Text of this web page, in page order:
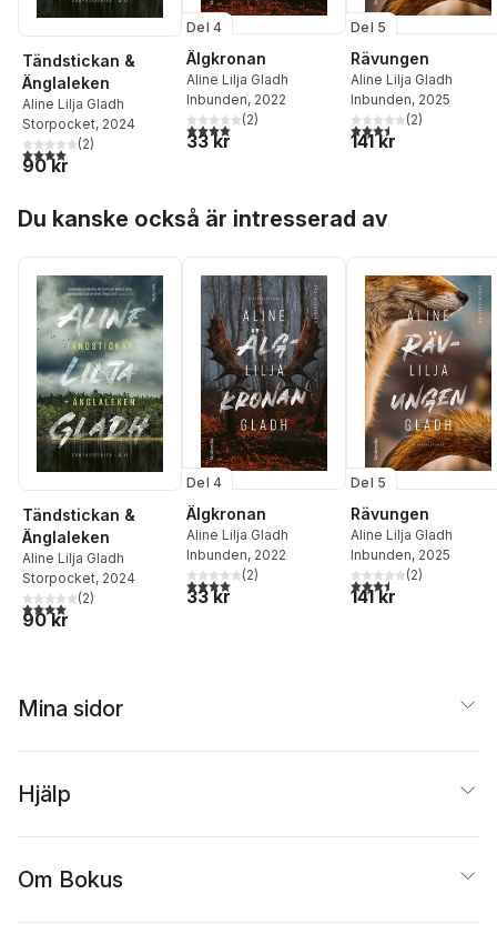
Tändstickan &
Änglaleken
Aline Lilja Gladh
Storpocket, 2024
4,0utav 5 stjärnor. Totalt antal röster:
(2)
90 kr
Del 4
Älgkronan
Aline Lilja Gladh
Inbunden, 2022
4,0utav 5 stjärnor. Totalt antal röster:
(2)
33 kr
Del 5
Rävungen
Aline Lilja Gladh
Inbunden, 2025
3,5utav 5 stjärnor.
(2)
141 kr
Du kanske också är intresserad av
Tändstickan &
Änglaleken
Aline Lilja Gladh
Storpocket, 2024
4,0utav 5 stjärnor. Totalt antal röster:
(2)
90 kr
Del 4
Älgkronan
Aline Lilja Gladh
Inbunden, 2022
4,0utav 5 stjärnor. Totalt antal röster:
(2)
33 kr
Del 5
Rävungen
Aline Lilja Gladh
Inbunden, 2025
3,5utav 5 stjärnor.
(2)
141 kr
Mina sidor
Hjälp
Om Bokus